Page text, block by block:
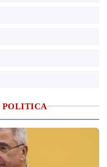
POLITICA